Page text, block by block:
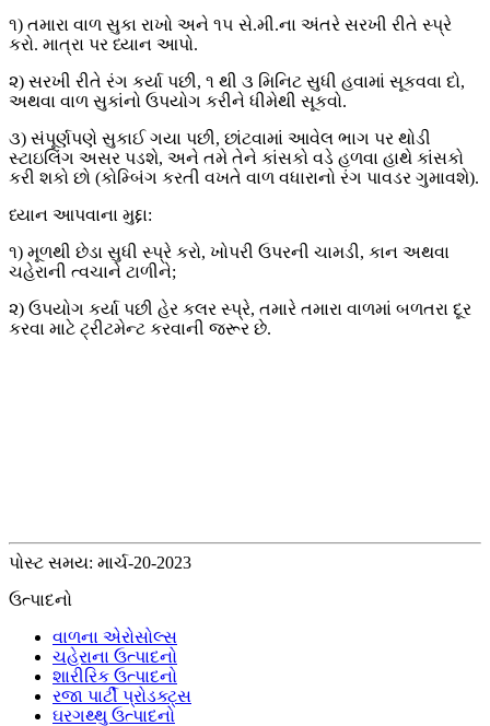
૧) તમારા વાળ સુકા રાખો અને ૧૫ સે.મી.ના અંતરે સરખી રીતે સ્પ્રે
કરો. માત્રા પર ધ્યાન આપો.
૨) સરખી રીતે રંગ કર્યા પછી, ૧ થી ૩ મિનિટ સુધી હવામાં સૂકવવા દો,
અથવા વાળ સુકાંનો ઉપયોગ કરીને ધીમેથી સૂકવો.
૩) સંપૂર્ણપણે સુકાઈ ગયા પછી, છાંટવામાં આવેલ ભાગ પર થોડી
સ્ટાઇલિંગ અસર પડશે, અને તમે તેને કાંસકો વડે હળવા હાથે કાંસકો
કરી શકો છો (કોમ્બિંગ કરતી વખતે વાળ વધારાનો રંગ પાવડર ગુમાવશે).
ધ્યાન આપવાના મુદ્દા:
૧) મૂળથી છેડા સુધી સ્પ્રે કરો, ખોપરી ઉપરની ચામડી, કાન અથવા
ચહેરાની ત્વચાને ટાળીને;
૨) ઉપયોગ કર્યા પછી હેર કલર સ્પ્રે, તમારે તમારા વાળમાં બળતરા દૂર
કરવા માટે ટ્રીટમેન્ટ કરવાની જરૂર છે.
પોસ્ટ સમય: માર્ચ-20-2023
ઉત્પાદનો
વાળના એરોસોલ્સ
ચહેરાના ઉત્પાદનો
શારીરિક ઉત્પાદનો
રજા પાર્ટી પ્રોડક્ટ્સ
ઘરગથ્થુ ઉત્પાદનો